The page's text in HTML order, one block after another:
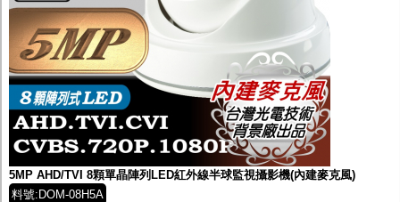
5MP AHD/TVI 8顆單晶陣列LED紅外線半球監視攝影機(內建麥克風)
料號:DOM-08H5A